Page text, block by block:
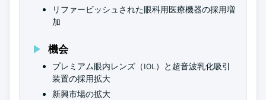
リファービッシュされた眼科用医療機器の採用増
加
機会
プレミアム眼内レンズ（IOL）と超音波乳化吸引
装置の採用拡大
新興市場の拡大